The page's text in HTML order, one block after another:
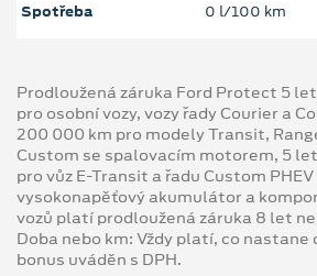
Spotřeba 0 l/100 km
Prodloužená záruka Ford Protect 5
pro osobní vozy, vozy řady Courier a
200 000 km pro modely Transit,
Custom se spalovacím motorem, 5
pro vůz E-Transit a řadu Custom PHEV
vysokonapěťový akumulátor a
vozů platí prodloužená záruka 8 let
Doba nebo km: Vždy platí, co
bonus uváděn s DPH.